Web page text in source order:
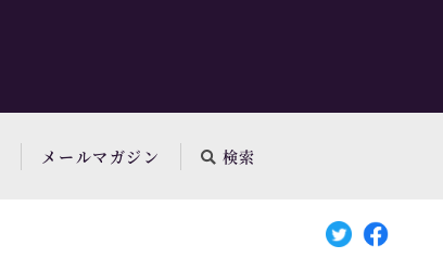
メールマガジン 検索